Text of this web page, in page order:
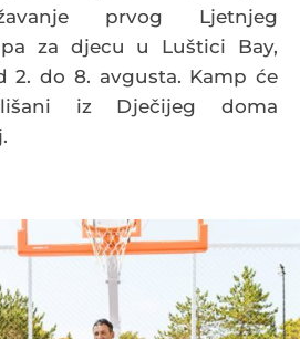
prvog Ljetnjeg
za djecu u Luštici Bay,
2. do 8. avgusta. Kamp će
iz Dječijeg doma